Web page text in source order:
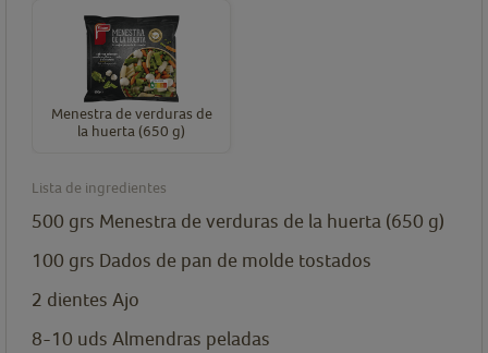
Menestra de verduras de
la huerta (650 g)
Lista de ingredientes
500 grs Menestra de verduras de la huerta (650 g)
100 grs Dados de pan de molde tostados
2 dientes Ajo
8-10 uds Almendras peladas